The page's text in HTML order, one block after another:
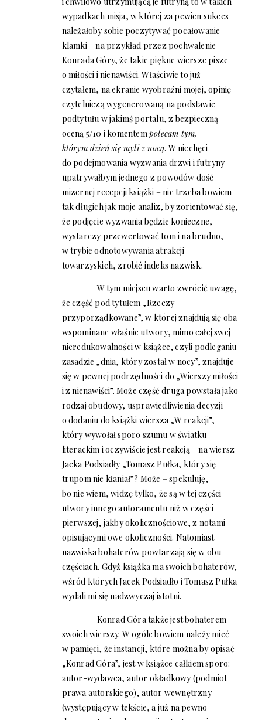
wypadkach misja, w której za pewien sukces
należałoby sobie poczytywać pocałowanie
klamki – na przykład przez pochwalenie
Konrada Góry, że takie piękne wiersze pisze
o miłości i nienawiści. Właściwie to już
czytałem, na ekranie wyobraźni mojej, opinię
czytelniczą wygenerowaną na podstawie
podtytułu w jakimś portalu, z bezpieczną
oceną 5/10 i komentem polecam tym,
którym dzień się myli z nocą. W niechęci
do podejmowania wyzwania drzwi i futryny
upatrywałbym jednego z powodów dość
mizernej recepcji książki – nie trzeba bowiem
tak długich jak moje analiz, by zorientować się,
że podjęcie wyzwania będzie konieczne,
wystarczy przewertować tom i na brudno,
w trybie odnotowywania atrakcji
towarzyskich, zrobić indeks nazwisk.
W tym miejscu warto zwrócić uwagę,
że część pod tytułem „Rzeczy
przyporządkowane”, w której znajdują się oba
wspominane właśnie utwory, mimo całej swej
nieredukowalności w książce, czyli podleganiu
zasadzie „dnia, który został w nocy”, znajduje
się w pewnej podrzędności do „Wierszy miłości
i z nienawiści”. Może część druga powstała jako
rodzaj obudowy, usprawiedliwienia decyzji
o dodaniu do książki wiersza „W reakcji”,
który wywołał sporo szumu w światku
literackim i oczywiście jest reakcją – na wiersz
Jacka Podsiadły „Tomasz Pułka, który się
trupom nie kłaniał”? Może – spekuluję,
bo nie wiem, widzę tylko, że są w tej części
utwory innego autoramentu niż w części
pierwszej, jakby okolicznościowe, z notami
opisującymi owe okoliczności. Natomiast
nazwiska bohaterów powtarzają się w obu
częściach. Gdyż książka ma swoich bohaterów,
wśród których Jacek Podsiadło i Tomasz Pułka
wydali mi się nadzwyczaj istotni.
Konrad Góra także jest bohaterem
swoich wierszy. W ogóle bowiem należy mieć
w pamięci, że instancji, które można by opisać
„Konrad Góra”, jest w książce całkiem sporo:
autor-wydawca, autor okładkowy (podmiot
prawa autorskiego), autor wewnętrzny
(występujący w tekście, a już na pewno